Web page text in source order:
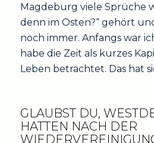
Magdeburg viele Sprüche
denn im Osten?“ gehört
noch immer. Anfangs war
habe die Zeit als kurzes
Leben betrachtet. Das hat
GLAUBST DU,
HATTEN NACH DER